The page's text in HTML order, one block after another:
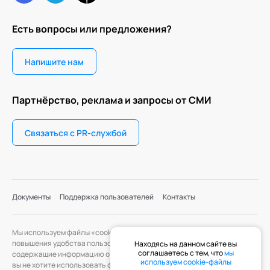
Есть вопросы или предложения?
Напишите нам
Партнёрство, реклама и запросы от СМИ
Связаться с PR-службой
Документы Поддержка пользователей Контакты
Мы используем файлы «cookie» с целью персонализации сервисов и
повышения удобства пользования веб-сайтом. «Cookie» — файлы,
содержащие информацию о предыдущих посещениях веб-сайта. Если
вы не хотите использовать файлы «cookie», измените настройки
Находясь на данном сайте вы
соглашаетесь с тем, чтомы
используем cookie-файлы